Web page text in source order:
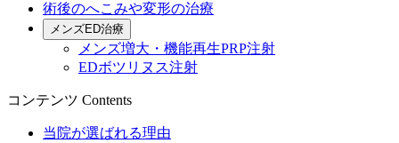
術後のへこみや変形の治療
メンズED治療
メンズ増大・機能再生PRP注射
EDボツリヌス注射
コンテンツ Contents
当院が選ばれる理由